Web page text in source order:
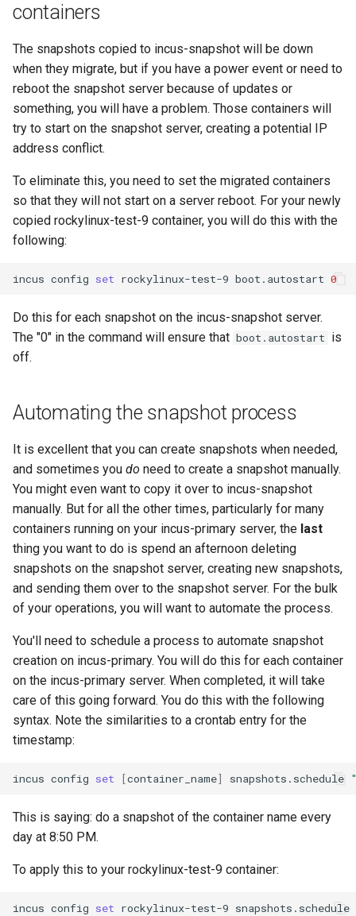
containers
The snapshots copied to incus-snapshot will be down
when they migrate, but if you have a power event or need to
reboot the snapshot server because of updates or
something, you will have a problem. Those containers will
try to start on the snapshot server, creating a potential IP
address conflict.
To eliminate this, you need to set the migrated containers
so that they will not start on a server reboot. For your newly
copied rockylinux-test-9 container, you will do this with the
following:
incus config set rockylinux-test-9 boot.autostart 0
Do this for each snapshot on the incus-snapshot server.
The "0" in the command will ensure that boot.autostart is
off.
Automating the snapshot process
It is excellent that you can create snapshots when needed,
and sometimes you do need to create a snapshot manually.
You might even want to copy it over to incus-snapshot
manually. But for all the other times, particularly for many
containers running on your incus-primary server, the last
thing you want to do is spend an afternoon deleting
snapshots on the snapshot server, creating new snapshots,
and sending them over to the snapshot server. For the bulk
of your operations, you will want to automate the process.
You'll need to schedule a process to automate snapshot
creation on incus-primary. You will do this for each container
on the incus-primary server. When completed, it will take
care of this going forward. You do this with the following
syntax. Note the similarities to a crontab entry for the
timestamp:
incus config set [container_name] snapshots.schedule
This is saying: do a snapshot of the container name every
day at 8:50 PM.
To apply this to your rockylinux-test-9 container:
incus config set rockylinux-test-9 snapshots.schedule